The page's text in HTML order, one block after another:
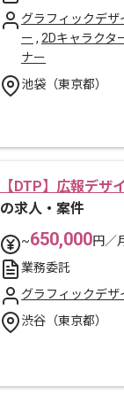
グラフィックデザ
ー , 2Dキャラクタ
ナー
池袋（東京都）
【DTP】広報デザ
の求人・案件
~650,000円／
業務委託
グラフィックデザ
渋谷（東京都）